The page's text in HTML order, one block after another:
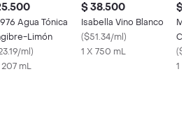
Agua Tónica
Limón
ml)
mL
$ 38.500
Isabella Vino Blanco
($51.34/ml)
1 X 750 mL
$
Mil
(
1 x